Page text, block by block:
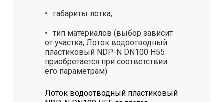
габариты лотка;
тип материалов (выбор зависит
от участка, Лоток водоотводный
пластиковый NDP-N DN100 H55
приобретается при соответствии
его параметрам)
Лоток водоотводный пластиковый